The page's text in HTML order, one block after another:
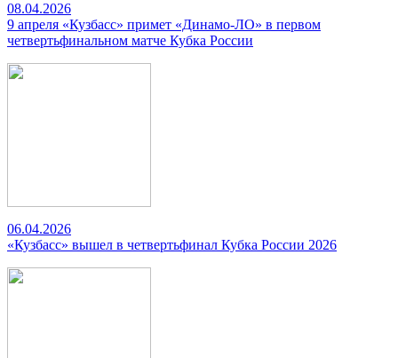
08.04.2026
9 апреля «Кузбасс» примет «Динамо-ЛО» в первом
четвертьфинальном матче Кубка России
06.04.2026
«Кузбасс» вышел в четвертьфинал Кубка России 2026